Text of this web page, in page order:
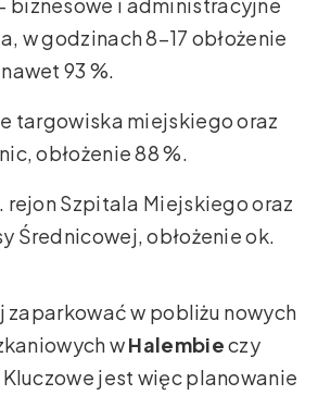
w godzinach 8–17 obłożenie
93 %.
targowiska miejskiego oraz
obłożenie 88 %.
rejon Szpitala Miejskiego oraz
Średnicowej, obłożenie ok.
zaparkować w pobliżu nowych
wHalembieczy
Kluczowe jest więc planowanie